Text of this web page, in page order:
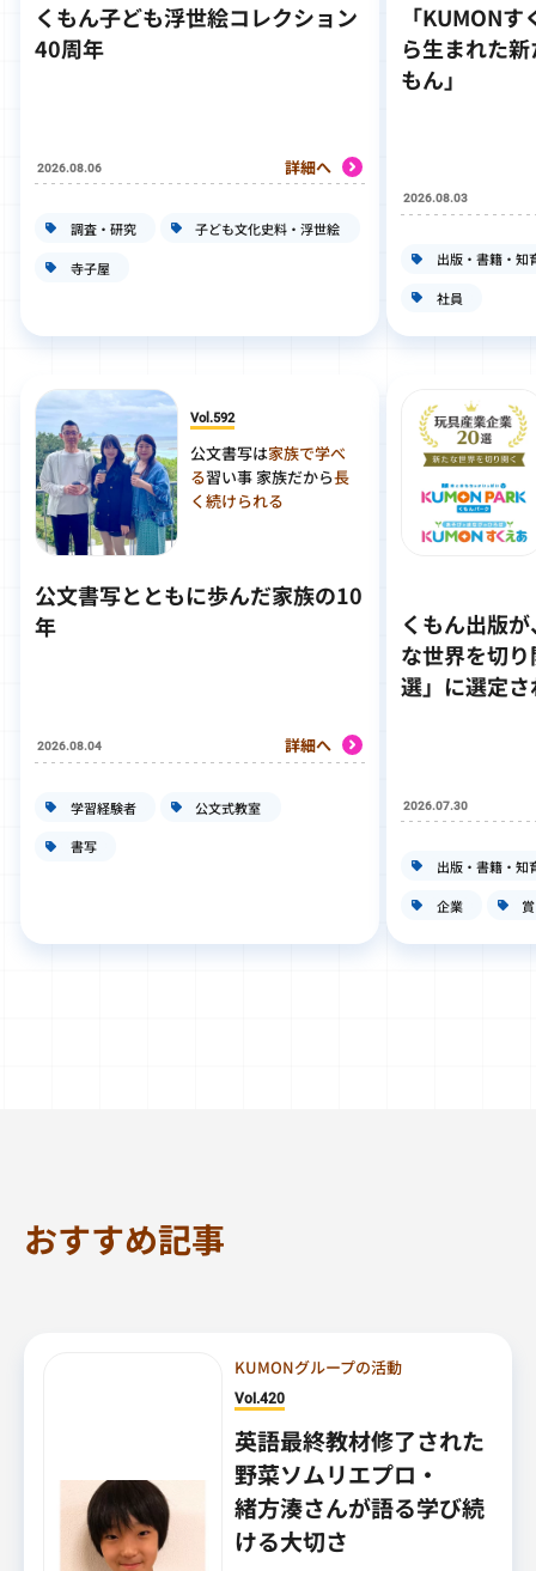
くもん子ども浮世絵コレクション
40周年
2026.08.06 詳細へ
調査・研究 子ども文化史料・浮世絵
寺子屋
Vol.592
公文書写は家族で学べ
る習い事 家族だから長
く続けられる
公文書写とともに歩んだ家族の10
年
2026.08.04 詳細へ
学習経験者 公文式教室
書写
「KUMON
ら生まれた
もん」
2026.08.03
出版・書籍・知
社員
くもん出版
な世界を切
選」に選定
2026.07.30
出版・書籍・知
企業 賞
おすすめ記事
KUMONグループの活動
Vol.420
英語最終教材修了された
野菜ソムリエプロ・
緒方湊さんが語る学び続
ける大切さ